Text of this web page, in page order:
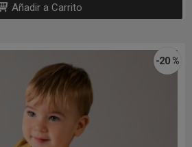
Añadir a Carrito
-20 %